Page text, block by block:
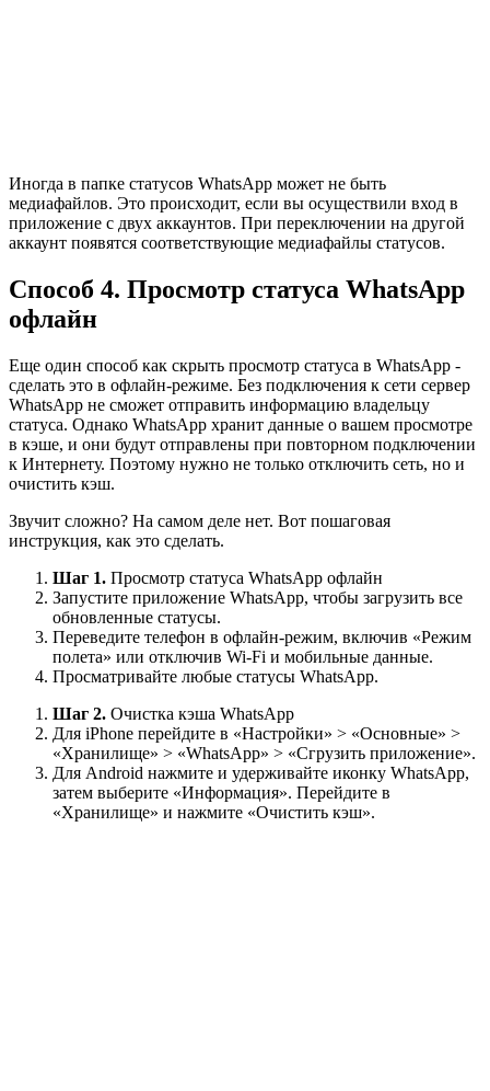
Иногда в папке статусов WhatsApp может не быть
медиафайлов. Это происходит, если вы осуществили вход в
приложение с двух аккаунтов. При переключении на другой
аккаунт появятся соответствующие медиафайлы статусов.
Способ 4. Просмотр статуса WhatsApp
офлайн
Еще один способ как скрыть просмотр статуса в WhatsApp -
сделать это в офлайн-режиме. Без подключения к сети сервер
WhatsApp не сможет отправить информацию владельцу
статуса. Однако WhatsApp хранит данные о вашем просмотре
в кэше, и они будут отправлены при повторном подключении
к Интернету. Поэтому нужно не только отключить сеть, но и
очистить кэш.
Звучит сложно? На самом деле нет. Вот пошаговая
инструкция, как это сделать.
Шаг 1. Просмотр статуса WhatsApp офлайн
Запустите приложение WhatsApp, чтобы загрузить все
обновленные статусы.
Переведите телефон в офлайн-режим, включив «Режим
полета» или отключив Wi-Fi и мобильные данные.
Просматривайте любые статусы WhatsApp.
Шаг 2. Очистка кэша WhatsApp
Для iPhone перейдите в «Настройки» > «Основные» >
«Хранилище» > «WhatsApp» > «Сгрузить приложение».
Для Android нажмите и удерживайте иконку WhatsApp,
затем выберите «Информация». Перейдите в
«Хранилище» и нажмите «Очистить кэш».